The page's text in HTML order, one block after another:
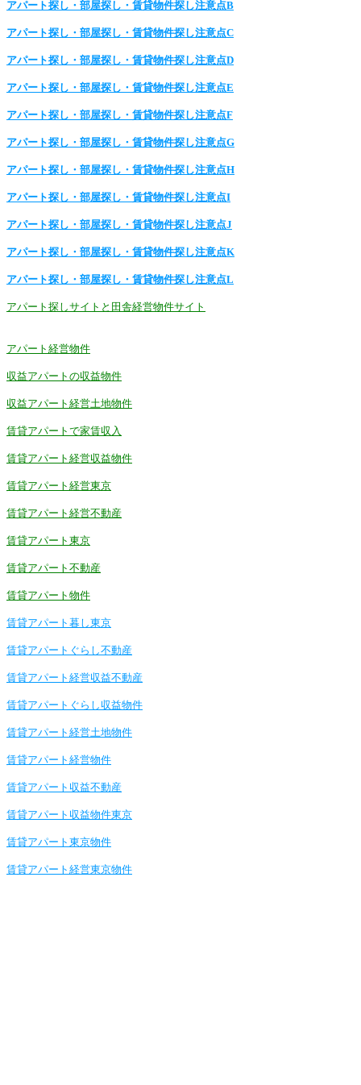
アパート探し・部屋探し・賃貸物件探し注意点B
アパート探し・部屋探し・賃貸物件探し注意点C
アパート探し・部屋探し・賃貸物件探し注意点D
アパート探し・部屋探し・賃貸物件探し注意点E
アパート探し・部屋探し・賃貸物件探し注意点F
アパート探し・部屋探し・賃貸物件探し注意点G
アパート探し・部屋探し・賃貸物件探し注意点H
アパート探し・部屋探し・賃貸物件探し注意点I
アパート探し・部屋探し・賃貸物件探し注意点J
アパート探し・部屋探し・賃貸物件探し注意点K
アパート探し・部屋探し・賃貸物件探し注意点L
アパート探しサイトと田舎経営物件サイト
アパート経営物件
収益アパートの収益物件
収益アパート経営土地物件
賃貸アパートで家賃収入
賃貸アパート経営収益物件
賃貸アパート経営東京
賃貸アパート経営不動産
賃貸アパート東京
賃貸アパート不動産
賃貸アパート物件
賃貸アパート暮し東京
賃貸アパートぐらし不動産
賃貸アパート経営収益不動産
賃貸アパートぐらし収益物件
賃貸アパート経営土地物件
賃貸アパート経営物件
賃貸アパート収益不動産
賃貸アパート収益物件東京
賃貸アパート東京物件
賃貸アパート経営東京物件